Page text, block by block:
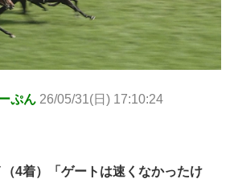
ぷん 26/05/31(日) 17:10:24
4着）「ゲートは速くなかったけ